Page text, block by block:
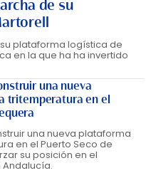
de su
plataforma logística de
en la que ha ha invertido
una nueva
tritemperatura en el
una nueva plataforma
en el Puerto Seco de
su posición en el